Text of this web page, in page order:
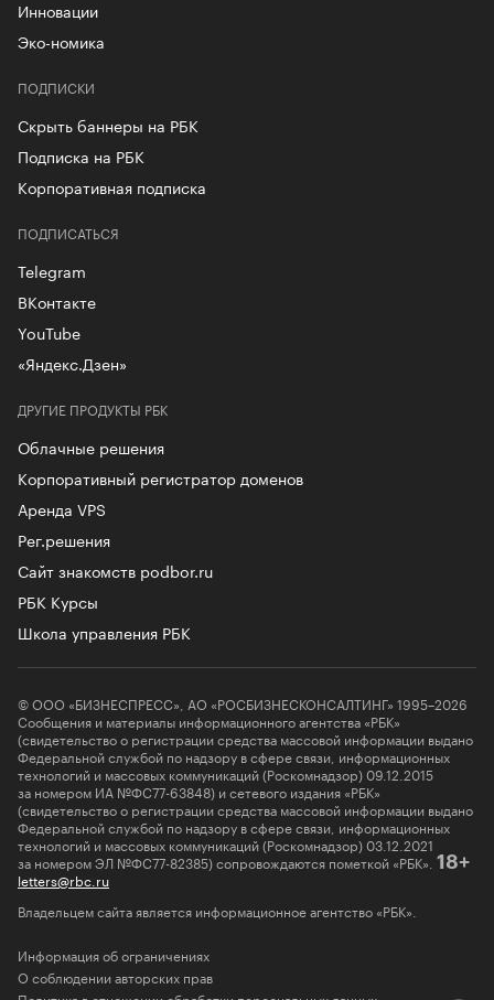
Инновации
Эко-номика
ПОДПИСКИ
Скрыть баннеры на РБК
Подписка на РБК
Корпоративная подписка
ДРУГИЕ ПРОДУКТЫ РБК
Облачные решения
Корпоративный регистратор доменов
Аренда VPS
Рег.решения
Сайт знакомств podbor.ru
РБК Курсы
Школа управления РБК
ПОДПИСАТЬСЯ
Telegram
ВКонтакте
YouTube
«Яндекс.Дзен»
© ООО «БИЗНЕСПРЕСС», АО «РОСБИЗНЕСКОНСАЛТИНГ» 1995–2026
Сообщения и материалы информационного агентства «РБК»
(свидетельство о регистрации средства массовой информации выдано
Федеральной службой по надзору в сфере связи, информационных
технологий и массовых коммуникаций (Роскомнадзор) 09.12.2015
за номером ИА №ФС77-63848) и сетевого издания «РБК»
(свидетельство о регистрации средства массовой информации выдано
Федеральной службой по надзору в сфере связи, информационных
технологий и массовых коммуникаций (Роскомнадзор) 03.12.2021
за номером ЭЛ №ФС77-82385) сопровождаются пометкой «РБК». 18+
letters@rbc.ru
Владельцем сайта является информационное агентство «РБК».
Информация об ограничениях
О соблюдении авторских прав